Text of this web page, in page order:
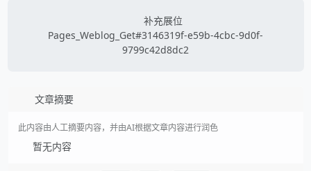
补充展位
Pages_Weblog_Get#3146319f-e59b-4cbc-9d0f-
9799c42d8dc2
文章摘要
此内容由人工摘要内容，并由AI根据文章内容进行润色
暂无内容